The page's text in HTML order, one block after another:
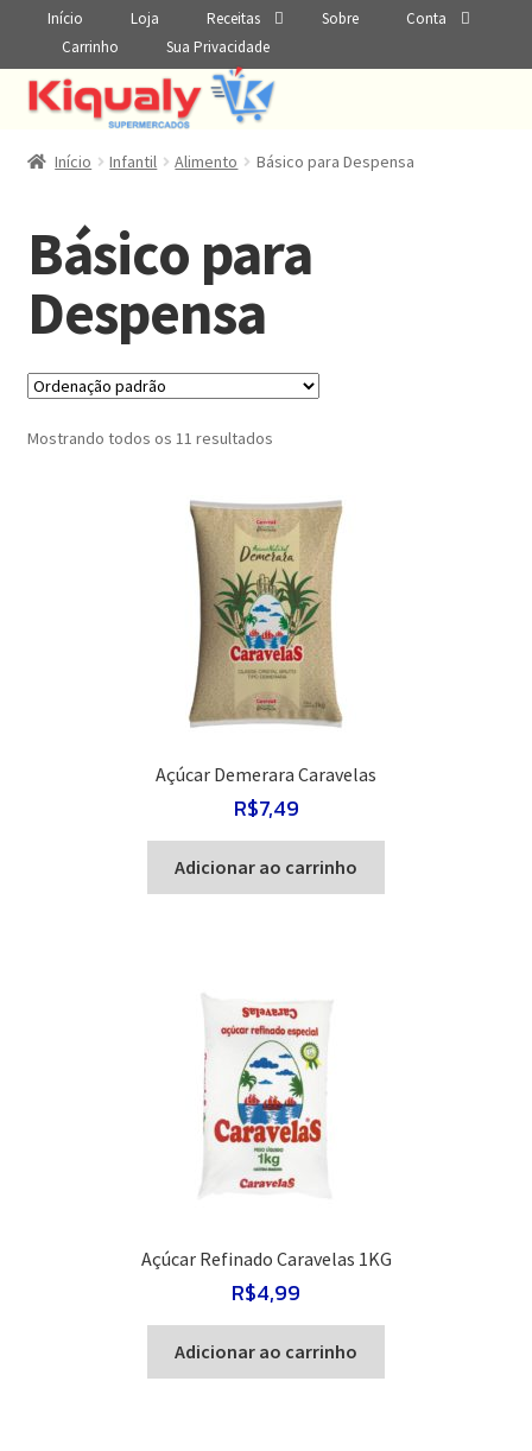
Início Loja Receitas Sobre
Conta
Carrinho
Sua Privacidade
Início Infantil Alimento Básico para Despensa
Básico para
Despensa
Mostrando todos os 11 resultados
Açúcar Demerara Caravelas
R$7,49
Adicionar ao carrinho
Açúcar Refinado Caravelas 1KG
R$4,99
Adicionar ao carrinho